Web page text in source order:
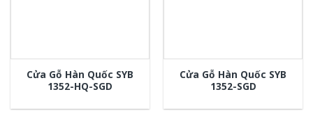
Cửa Gỗ Hàn Quốc SYB
1352-HQ-SGD
Cửa Gỗ Hàn Quốc SYB
1352-SGD